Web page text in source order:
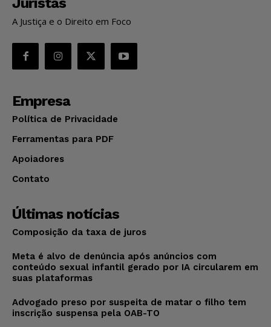
A Justiça e o Direito em Foco
Empresa
Política de Privacidade
Ferramentas para PDF
Apoiadores
Contato
Últimas notícias
Composição da taxa de juros
Meta é alvo de denúncia após anúncios com
conteúdo sexual infantil gerado por IA circularem em
suas plataformas
Advogado preso por suspeita de matar o filho tem
inscrição suspensa pela OAB-TO